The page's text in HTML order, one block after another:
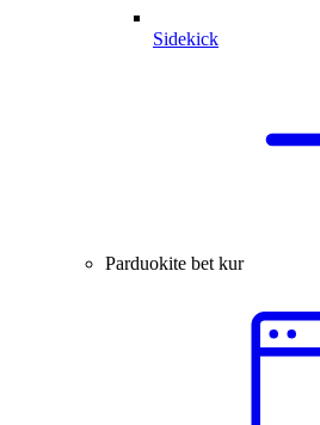
Sidekick
Parduokite bet kur